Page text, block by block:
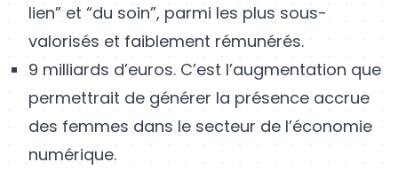
lien” et “du soin”, parmi les plus sous-
valorisés et faiblement rémunérés.
9 milliards d’euros. C’est l’augmentation que
permettrait de générer la présence accrue
des femmes dans le secteur de l’économie
numérique.